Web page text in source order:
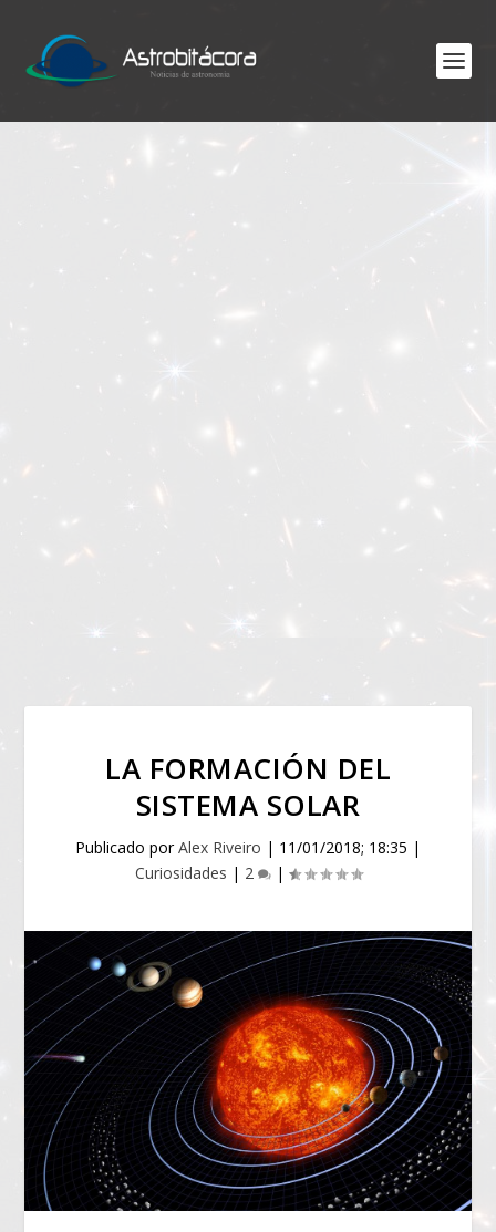
LA FORMACIÓN DEL
SISTEMA SOLAR
Publicado porAlex Riveiro | 11/01/2018; 18:35 |
Curiosidades | 2 |